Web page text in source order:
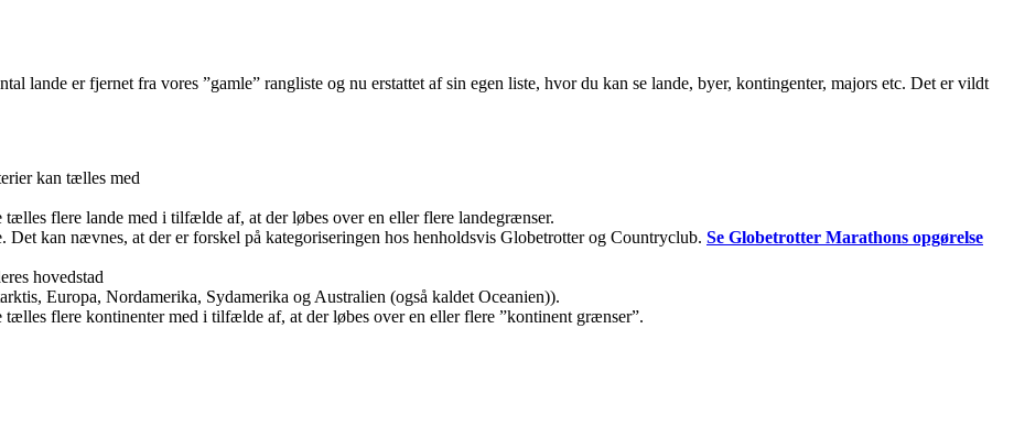
lande er fjernet fra vores ”gamle” rangliste og nu erstattet af sin egen liste, hvor du kan se lande, byer, kontingenter, majors etc. Det er vildt
kan tælles med
flere lande med i tilfælde af, at der løbes over en eller flere landegrænser.
Det kan nævnes, at der er forskel på kategoriseringen hos henholdsvis Globetrotter og Countryclub. Se Globetrotter Marathons opgørelse
hovedstad
Europa, Nordamerika, Sydamerika og Australien (også kaldet Oceanien)).
flere kontinenter med i tilfælde af, at der løbes over en eller flere ”kontinent grænser”.